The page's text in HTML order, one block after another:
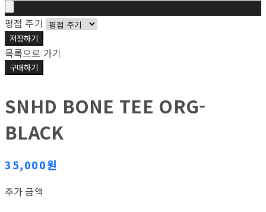
평점 주기
저장하기
목록으로 가기
구매하기
SNHD BONE TEE ORG-
BLACK
35,000원
추가 금액